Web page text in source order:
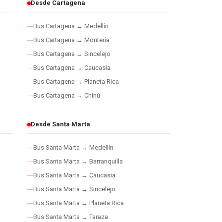
Desde Cartagena
Bus Cartagena → Medellín
Bus Cartagena → Montería
Bus Cartagena → Sincelejo
Bus Cartagena → Caucasia
Bus Cartagena → Planeta Rica
Bus Cartagena → Chinú
Desde Santa Marta
Bus Santa Marta → Medellín
Bus Santa Marta → Barranquilla
Bus Santa Marta → Caucasia
Bus Santa Marta → Sincelejo
Bus Santa Marta → Planeta Rica
Bus Santa Marta → Taraza